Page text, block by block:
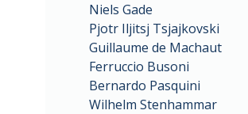
Niels Gade
Pjotr Iljitsj Tsjajkovski
Guillaume de Machaut
Ferruccio Busoni
Bernardo Pasquini
Wilhelm Stenhammar